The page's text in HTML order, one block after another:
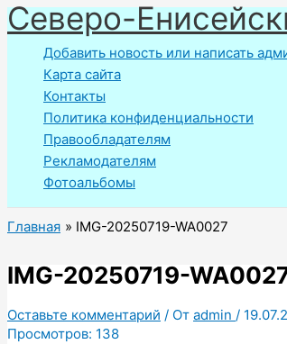
Перейти
к
содержимому
Северо-
Добавить новость или написать
Карта сайта
Контакты
Политика конфиденциальности
Правообладателям
Рекламодателям
Фотоальбомы
Главная IMG-20250719-WA0027
IMG-20250719-
Оставьте комментарий / От admin /
Просмотров: 138